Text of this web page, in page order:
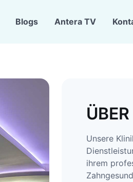
Blogs Antera TV
Unsere
ihrem